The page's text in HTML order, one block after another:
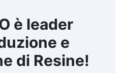
è leader
e
di Resine!